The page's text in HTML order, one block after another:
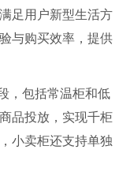
足用户新型生活方
与购买效率，提供
，包括常温柜和低
品投放，实现千柜
小卖柜还支持单独